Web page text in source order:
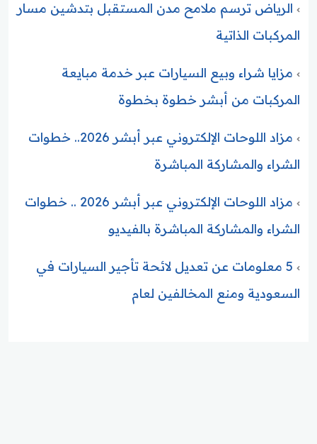
الرياض ترسم ملامح مدن المستقبل بتدشين مسار
المركبات الذاتية
مزايا شراء وبيع السيارات عبر خدمة مبايعة
المركبات من أبشر خطوة بخطوة
مزاد اللوحات الإلكتروني عبر أبشر 2026.. خطوات
الشراء والمشاركة المباشرة
مزاد اللوحات الإلكتروني عبر أبشر 2026 .. خطوات
الشراء والمشاركة المباشرة بالفيديو
5 معلومات عن تعديل لائحة تأجير السيارات في
السعودية ومنع المخالفين لعام